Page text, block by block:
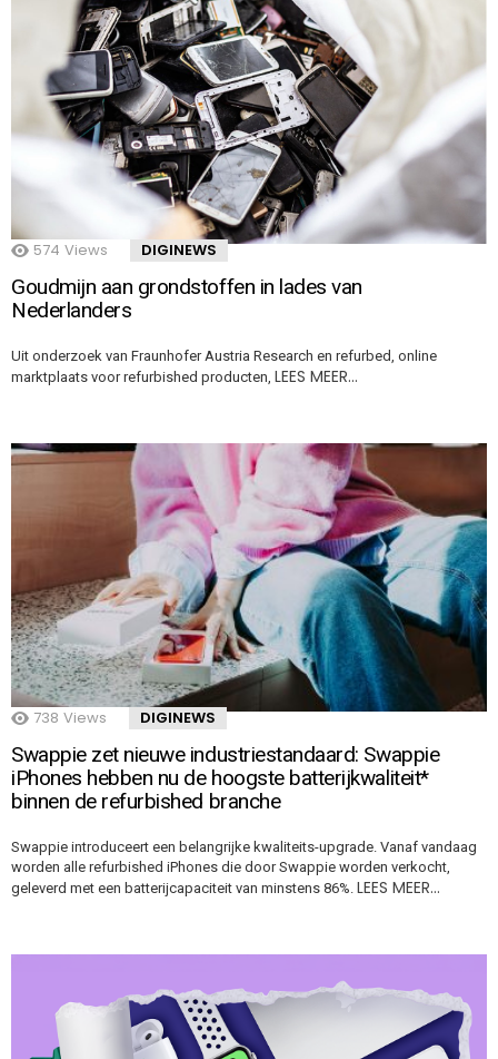
574 Views DIGINEWS
Goudmijn aan grondstoffen in lades van
Nederlanders
Uit onderzoek van Fraunhofer Austria Research en refurbed, online
marktplaats voor refurbished producten, LEES MEER…
738 Views DIGINEWS
Swappie zet nieuwe industriestandaard: Swappie
iPhones hebben nu de hoogste batterijkwaliteit*
binnen de refurbished branche
Swappie introduceert een belangrijke kwaliteits-upgrade. Vanaf vandaag
worden alle refurbished iPhones die door Swappie worden verkocht,
geleverd met een batterijcapaciteit van minstens 86%. LEES MEER…